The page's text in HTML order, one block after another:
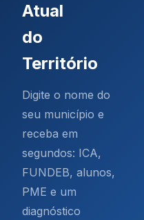
Atual
do
Território
Digite o nome do
seu município e
receba em
segundos: ICA,
FUNDEB, alunos,
PME e um
diagnóstico